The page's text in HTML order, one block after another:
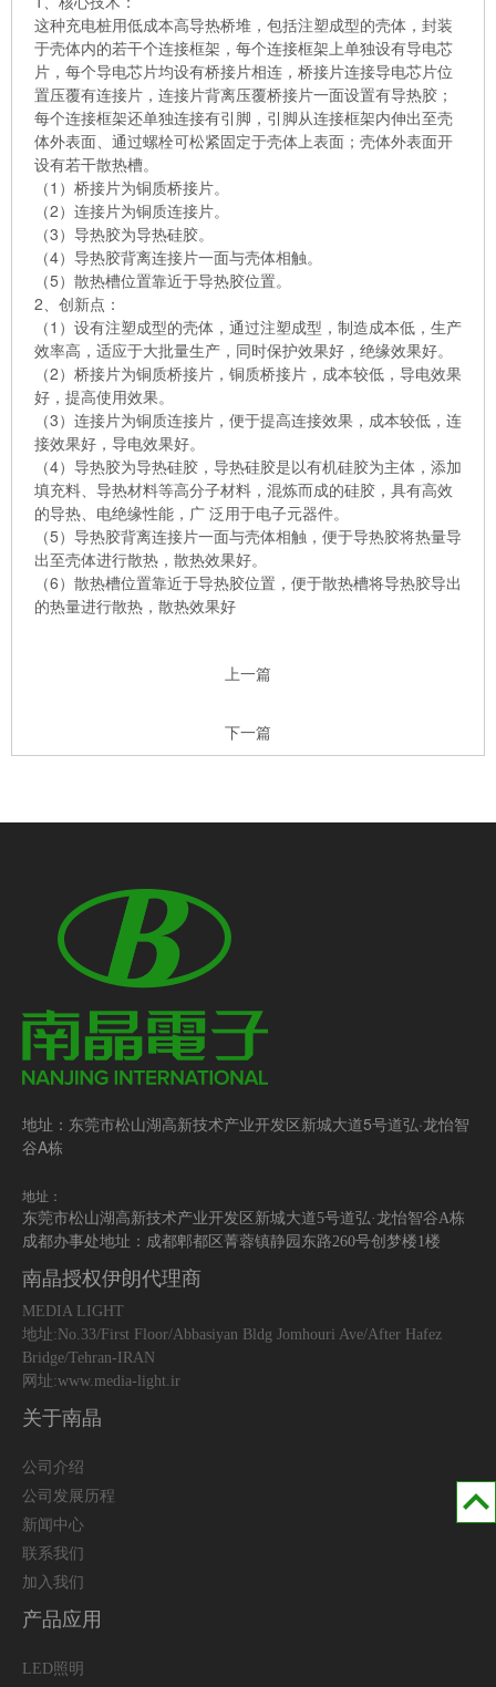
这种充电桩用低成本高导热桥堆，包括注塑成型的壳体，封装
于壳体内的若干个连接框架，每个连接框架上单独设有导电芯
片，每个导电芯片均设有桥接片相连，桥接片连接导电芯片位
置压覆有连接片，连接片背离压覆桥接片一面设置有导热胶；
每个连接框架还单独连接有引脚，引脚从连接框架内伸出至壳
体外表面、通过螺栓可松紧固定于壳体上表面；壳体外表面开
设有若干散热槽。
（1）桥接片为铜质桥接片。
（2）连接片为铜质连接片。
（3）导热胶为导热硅胶。
（4）导热胶背离连接片一面与壳体相触。
（5）散热槽位置靠近于导热胶位置。
2、创新点：
（1）设有注塑成型的壳体，通过注塑成型，制造成本低，生产
效率高，适应于大批量生产，同时保护效果好，绝缘效果好。
（2）桥接片为铜质桥接片，铜质桥接片，成本较低，导电效果
好，提高使用效果。
（3）连接片为铜质连接片，便于提高连接效果，成本较低，连
接效果好，导电效果好。
（4）导热胶为导热硅胶，导热硅胶是以有机硅胶为主体，添加
填充料、导热材料等高分子材料，混炼而成的硅胶，具有高效
的导热、电绝缘性能，广 泛用于电子元器件。
（5）导热胶背离连接片一面与壳体相触，便于导热胶将热量导
出至壳体进行散热，散热效果好。
（6）散热槽位置靠近于导热胶位置，便于散热槽将导热胶导出
的热量进行散热，散热效果好
上一篇
下一篇
地址：东莞市松山湖高新技术产业开发区新城大道5号道弘·龙怡智
谷A栋
地址：
东莞市松山湖高新技术产业开发区新城大道5号道弘·龙怡智谷A栋
成都办事处地址：成都郫都区菁蓉镇静园东路260号创梦楼1楼
南晶授权伊朗代理商
MEDIA LIGHT
地址:No.33/First Floor/Abbasiyan Bldg Jomhouri Ave/After Hafez
Bridge/Tehran-IRAN
网址:www.media-light.ir
关于南晶
公司介绍
公司发展历程
新闻中心
联系我们
加入我们
产品应用
LED照明